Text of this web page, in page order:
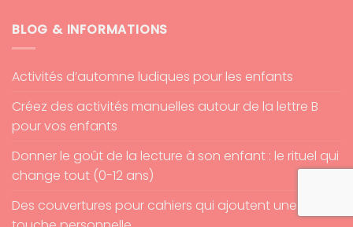
BLOG & INFORMATIONS
Activités d’automne ludiques pour les enfants
Créez des activités manuelles autour de la lettre B
pour vos enfants
Donner le goût de la lecture à son enfant : le rituel qui
change tout (0-12 ans)
Des couvertures pour cahiers qui ajoutent une